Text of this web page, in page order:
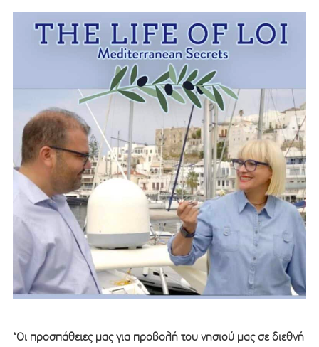
“Οι προσπάθειες μας για προβολή του νησιού μας σε διεθνή